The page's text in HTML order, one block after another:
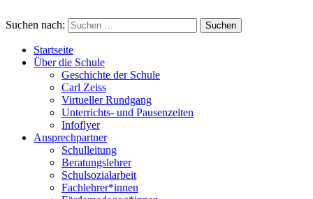
Suchen nach:
Startseite
Über die Schule
Geschichte der Schule
Carl Zeiss
Virtueller Rundgang
Unterrichts- und Pausenzeiten
Infoflyer
Ansprechpartner
Schulleitung
Beratungslehrer
Schulsozialarbeit
Fachlehrer*innen